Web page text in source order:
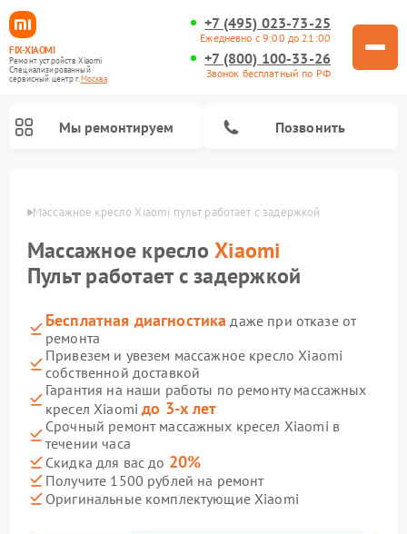
FIX-XIAOMI
Ремонт устройств Xiaomi
Специализированный
cервисный центр г.Москва
+7 (495) 023-73-25
Ежедневно с 9:00 до 21:00
+7 (800) 100-33-26
Звонок бесплатный по РФ
Мы ремонтируем Позвонить
Массажное кресло Xiaomi пульт работает с задержкой
Массажное креслоXiaomi
Пульт работает с задержкой
Бесплатная диагностика даже при отказе от
ремонта
Привезем и увезем массажное кресло Xiaomi
собственной доставкой
Гарантия на наши работы по ремонту массажных
кресел Xiaomiдо 3-х лет
Срочный ремонт массажных кресел Xiaomi в
течении часа
Скидка для вас до 20%
Получите 1500 рублей на ремонт
Оригинальные комплектующие Xiaomi